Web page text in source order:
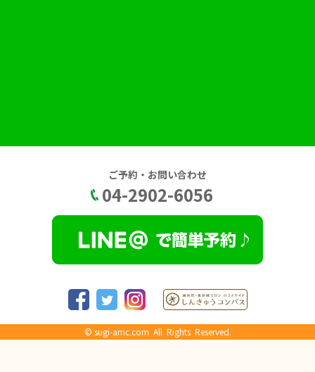
ご予約・お問い合わせ
04-2902-6056
© sugi-amc.com All Rights Reserved.